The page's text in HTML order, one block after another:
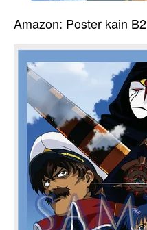
Amazon: Poster kain B2